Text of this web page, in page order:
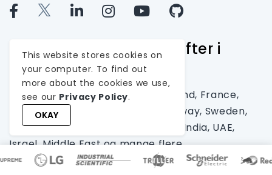
Betjener ledende bedrifter i
disse regionene
USA, Canada, Australia, New Zealand, France,
Germany, UK, Italy, Denmark, Norway, Sweden,
Switzerland, Netherlands, Europe, India, UAE,
Israel, Middle East og mange flere...
This website stores cookies on
your computer. To find out
more about the cookies we use,
see our Privacy Policy.
OKAY